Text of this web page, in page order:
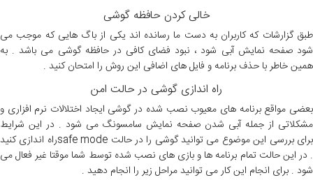
خالی کردن حافظه گوشی
طبق گزارشات که کاربران به دست ما رسانده اند یکی از باگ هایی که موجب می
شود صفحه نمایش آبی شود ، نبود فضای کافی در حافظه گوشی می باشد . به
همین خاطر با حذف برنامه و فایل های اضافی این روش را امتحان کنید .
راه اندازی گوشی در حالت امن
بعضی مواقع برنامه های معیوب نصب شده در گوشی ایجاد اختلالات نرم افزاری و
مشکلاتی از جمله آبی شدن صفحه نمایش سامسونگ می شود . در این شرایط
برای بررسی این موضوع می توانید گوشی را در حالت safe modeراه اندازی کنید
. در این حالت تمام برنامه ها و بازی های نصب شده توسط شما موقتا غیر فعال می
شود . برای انجام این کار می توانید مراحل زیر را انجام دهید .